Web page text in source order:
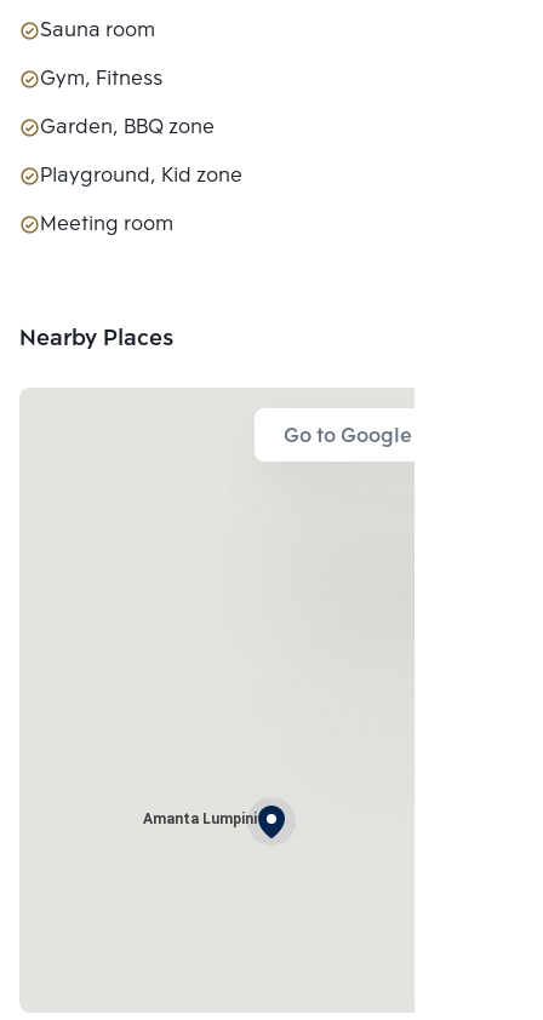
Sauna room
Gym, Fitness
Garden, BBQ zone
Playground, Kid zone
Meeting room
Nearby Places
Go to Google Map
Amanta Lumpini